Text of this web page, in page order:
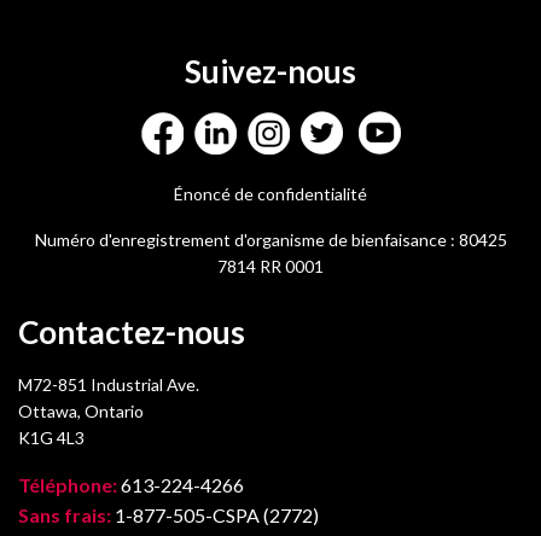
Suivez-nous
Énoncé de confidentialité
Numéro d'enregistrement d'organisme de bienfaisance : 80425
7814 RR 0001
Contactez-nous
M72-851 Industrial Ave.
Ottawa, Ontario
K1G 4L3
Téléphone:613-224-4266
Sans frais: 1-877-505-CSPA (2772)